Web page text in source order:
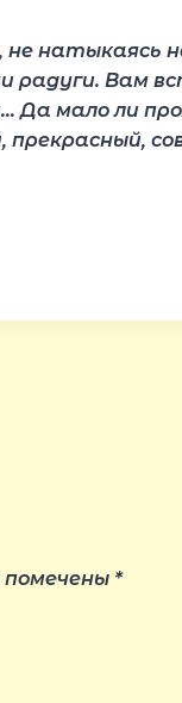
натыкаясь
радуги. Вам
Да мало ли
*